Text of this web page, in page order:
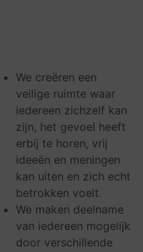
We creëren een
veilige ruimte waar
iedereen zichzelf kan
zijn, het gevoel heeft
erbij te horen, vrij
ideeën en meningen
kan uiten en zich echt
betrokken voelt.
We maken deelname
van iedereen mogelijk
door verschillende